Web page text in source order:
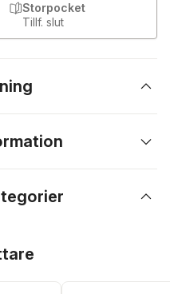
Storpocket
Tillf. slut